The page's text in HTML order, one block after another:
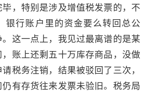
，特别是涉及增值税发票的，不
银行账户里的资金要么转回总公
这一点上，我见过最离谱的是某
账上还剩五十万库存商品，没做
税务注销，结果被驳回了三次，
有存货往来发票未验旧。税务局